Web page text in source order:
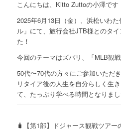
こんにちは、Kitto Zuttoの小澤です
2025年6月13日（金）、浜松いわ
ル」にて、旅行会社JTB様とのタ
た！
今回のテーマはズバリ、「MLB観
50代〜70代の方々にご参加いただ
リタイア後の人生を自分らしく生
て、たっぷり学べる時間となりまし
🧳【第1部】ドジャース観戦ツアー